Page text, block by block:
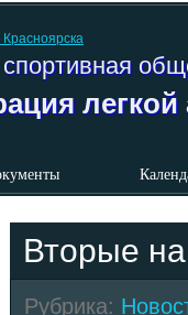
легкой
Вторые
Рубрика: